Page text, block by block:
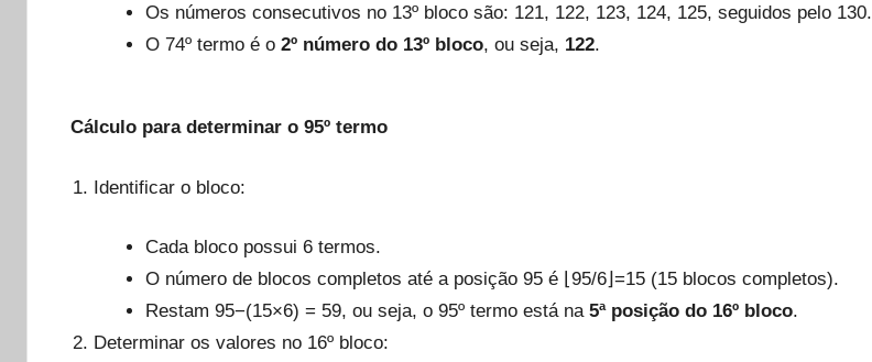
Os números consecutivos no 13º bloco são: 121, 122, 123, 124, 125, seguidos pelo 130.
O 74º termo é o 2º número do 13º bloco, ou seja, 122.
Cálculo para determinar o 95º termo
Identificar o bloco:
Cada bloco possui 6 termos.
O número de blocos completos até a posição 95 é ⌊95/6⌋=15 (15 blocos completos).
Restam 95−(15×6) = 59, ou seja, o 95º termo está na 5ª posição do 16º bloco.
Determinar os valores no 16º bloco: